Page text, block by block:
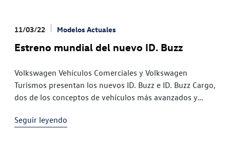
11/03/22 Modelos Actuales
Estreno mundial del nuevo ID. Buzz
Volkswagen Vehículos Comerciales y Volkswagen
Turismos presentan los nuevos ID. Buzz e ID. Buzz Cargo,
dos de los conceptos de vehículos más avanzados y
emisiones trasladan el diseño de uno de los mayores
Seguir leyendo